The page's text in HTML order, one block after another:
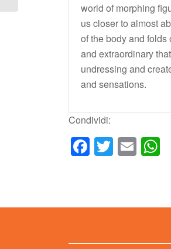
world of morphing
us closer to almost
of the body and
and extraordinary
undressing and
and sensations.
Condividi:
Facebook
Twitter
Email